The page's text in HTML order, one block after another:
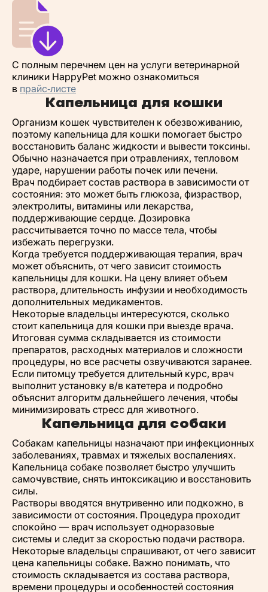
С полным перечнем цен на услуги ветеринарной
клиники HappyPet можно ознакомиться
в прайс‑листе
Капельница для кошки
Организм кошек чувствителен к обезвоживанию,
поэтому капельница для кошки помогает быстро
восстановить баланс жидкости и вывести токсины.
Обычно назначается при отравлениях, тепловом
ударе, нарушении работы почек или печени.
Врач подбирает состав раствора в зависимости от
состояния: это может быть глюкоза, физраствор,
электролиты, витамины или лекарства,
поддерживающие сердце. Дозировка
рассчитывается точно по массе тела, чтобы
избежать перегрузки.
Когда требуется поддерживающая терапия, врач
может объяснить, от чего зависит стоимость
капельницы для кошки. На цену влияет объем
раствора, длительность инфузии и необходимость
дополнительных медикаментов.
Некоторые владельцы интересуются, сколько
стоит капельница для кошки при выезде врача.
Итоговая сумма складывается из стоимости
препаратов, расходных материалов и сложности
процедуры, но все расчеты озвучиваются заранее.
Если питомцу требуется длительный курс, врач
выполнит установку в/в катетера и подробно
объяснит алгоритм дальнейшего лечения, чтобы
минимизировать стресс для животного.
Капельница для собаки
Собакам капельницы назначают при инфекционных
заболеваниях, травмах и тяжелых воспалениях.
Капельница собаке позволяет быстро улучшить
самочувствие, снять интоксикацию и восстановить
силы.
Растворы вводятся внутривенно или подкожно, в
зависимости от состояния. Процедура проходит
спокойно — врач использует одноразовые
системы и следит за скоростью подачи раствора.
Некоторые владельцы спрашивают, от чего зависит
цена капельницы собаке. Важно понимать, что
стоимость складывается из состава раствора,
времени процедуры и особенностей состояния